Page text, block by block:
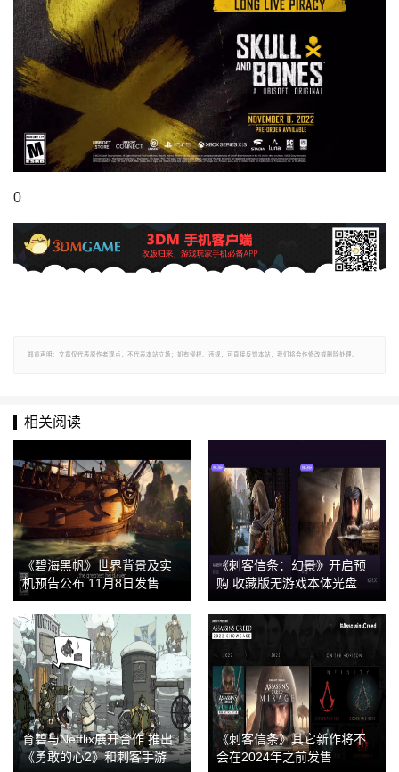
0
郑重声明：文章仅代表原作者观点，不代表本站立场；如有侵权、违规，可直接反馈本站，我们将会作修改或删除处理。
相关阅读
《碧海黑帆》世界背景及实
机预告公布 11月8日发售
《刺客信条：幻景》开启预
购 收藏版无游戏本体光盘
育碧与Netflix展开合作 推出
《勇敢的心2》和刺客手游
《刺客信条》其它新作将不
会在2024年之前发售